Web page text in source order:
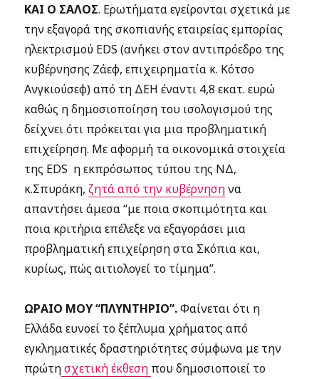
ΚΑΙ Ο ΣΑΛΟΣ. Ερωτήματα εγείρονται σχετικά με
την εξαγορά της σκοπιανής εταιρείας εμπορίας
ηλεκτρισμού EDS (ανήκει στον αντιπρόεδρο της
κυβέρνησης Ζάεφ, επιχειρηματία κ. Κότσο
Ανγκιούσεφ) από τη ΔΕΗ έναντι 4,8 εκατ. ευρώ
καθώς η δημοσιοποίηση του ισολογισμού της
δείχνει ότι πρόκειται για μια προβληματική
επιχείρηση. Με αφορμή τα οικονομικά στοιχεία
της EDS η εκπρόσωπος τύπου της ΝΔ,
κ.Σπυράκη,ζητά από την κυβέρνησηνα
απαντήσει άμεσα “με ποια σκοπιμότητα και
ποια κριτήρια επέλεξε να εξαγοράσει μια
προβληματική επιχείρηση στα Σκόπια και,
κυρίως, πώς αιτιολογεί το τίμημα”.
ΩΡΑΙΟ ΜΟΥ “ΠΛΥΝΤΗΡΙΟ”.Φαίνεται ότι η
Ελλάδα ευνοεί το ξέπλυμα χρήματος από
εγκληματικές δραστηριότητες σύμφωνα με την
πρώτησχετική έκθεση που δημοσιοποιεί το